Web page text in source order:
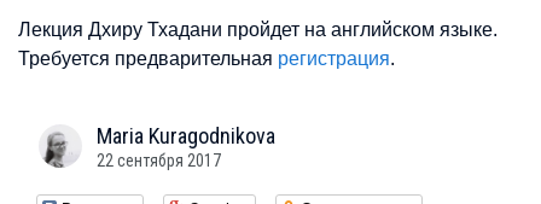
Лекция Дхиру Тхадани пройдет на английском языке.
Требуется предварительная регистрация.
Maria Kuragodnikova
22 сентября 2017